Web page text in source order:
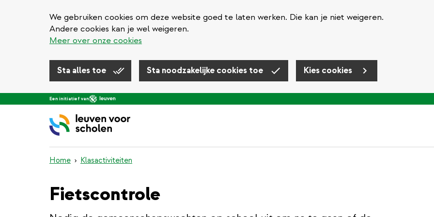
We gebruiken cookies om deze website goed te laten werken. Die kan je niet weigeren.
Andere cookies kan je wel weigeren.
Meer over onze cookies
Sta alles toe Sta noodzakelijke cookies toe Kies cookies
OverslaanEen initiatief van
Home Klasactiviteiten
Fietscontrole